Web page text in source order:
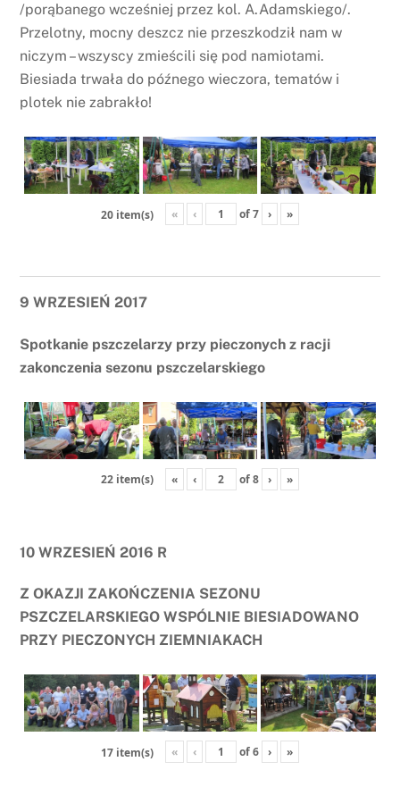
/porąbanego wcześniej przez kol. A.Adamskiego/.
Przelotny, mocny deszcz nie przeszkodził nam w
niczym – wszyscy zmieścili się pod namiotami.
Biesiada trwała do późnego wieczora, tematów i
plotek nie zabrakło!
20 item(s) « ‹ of7 › »
9 WRZESIEŃ 2017
Spotkanie pszczelarzy przy pieczonych z racji
zakonczenia sezonu pszczelarskiego
22 item(s) « ‹ of8 › »
10 WRZESIEŃ 2016 R
Z OKAZJI ZAKOŃCZENIA SEZONU
PSZCZELARSKIEGO WSPÓLNIE BIESIADOWANO
PRZY PIECZONYCH ZIEMNIAKACH
17 item(s) « ‹ of6 › »